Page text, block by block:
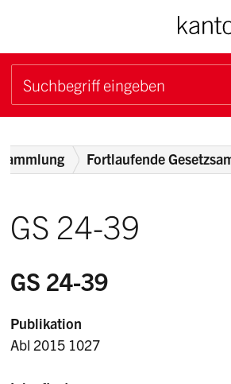
Navigieren im
Schnellnavigation
Suchbegriff
Fortlaufende
GS 24-39
GS 24-39
Publikation
Abl 2015 1027